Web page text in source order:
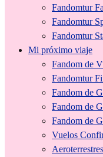
Fandomtur
Fandomtur
Fandomtur
Mi próximo viaje
Fandom de
Fandomtur
Fandom de
Fandom de
Fandom de
Vuelos